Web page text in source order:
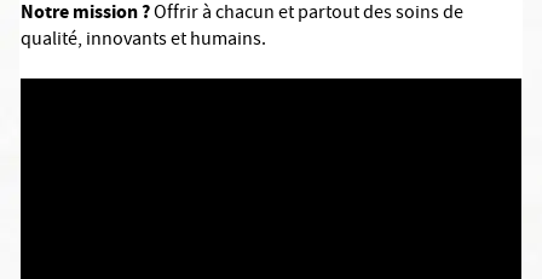
Notre mission ?Offrir à chacun et partout des soins de
qualité, innovants et humains.